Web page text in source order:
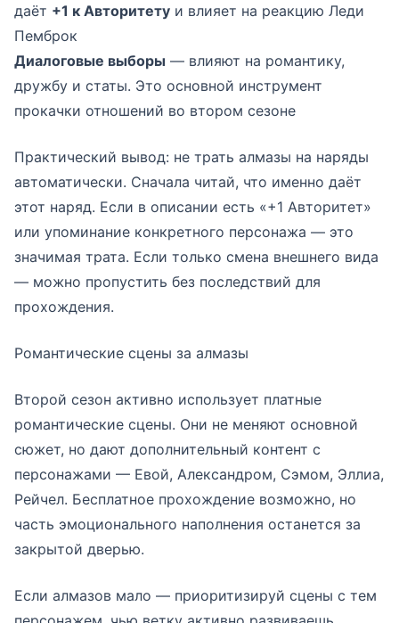
даёт +1 к Авторитету и влияет на реакцию Леди
Пемброк
Диалоговые выборы — влияют на романтику,
дружбу и статы. Это основной инструмент
прокачки отношений во втором сезоне
Практический вывод: не трать алмазы на наряды
автоматически. Сначала читай, что именно даёт
этот наряд. Если в описании есть «+1 Авторитет»
или упоминание конкретного персонажа — это
значимая трата. Если только смена внешнего вида
— можно пропустить без последствий для
прохождения.
Романтические сцены за алмазы
Второй сезон активно использует платные
романтические сцены. Они не меняют основной
сюжет, но дают дополнительный контент с
персонажами — Евой, Александром, Сэмом, Эллиа,
Рейчел. Бесплатное прохождение возможно, но
часть эмоционального наполнения останется за
закрытой дверью.
Если алмазов мало — приоритизируй сцены с тем